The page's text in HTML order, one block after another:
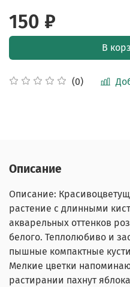
(0)
150 ₽
В
Описание
Описание:
растение с длинными
акварельных оттенков
белого. Теплолюбиво и
пышные компактные
Мелкие цветки
растирании пахнут